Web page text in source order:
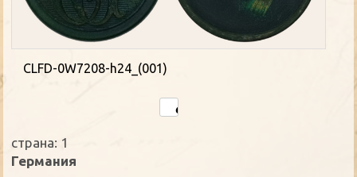
CLFD-0W7208-h24_(001)
страна: 1
Германия